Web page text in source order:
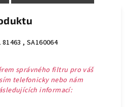
, SA160064
správného filtru pro váš
telefonicky nebo nám
informací: